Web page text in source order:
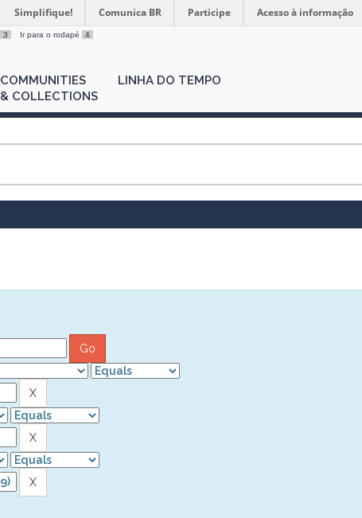
Simplifique! Comunica BR Participe Acesso à informação
3 Ir para o rodapé 4
COMMUNITIES
& COLLECTIONS
LINHA DO TEMPO